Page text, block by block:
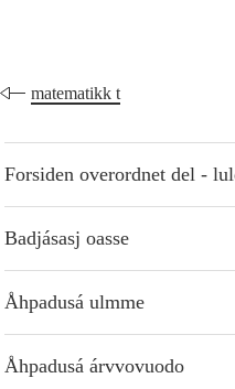
matematikk t
Forsiden overordnet del -
Badjásasj oasse
Åhpadusá ulmme
Åhpadusá árvvovuodo